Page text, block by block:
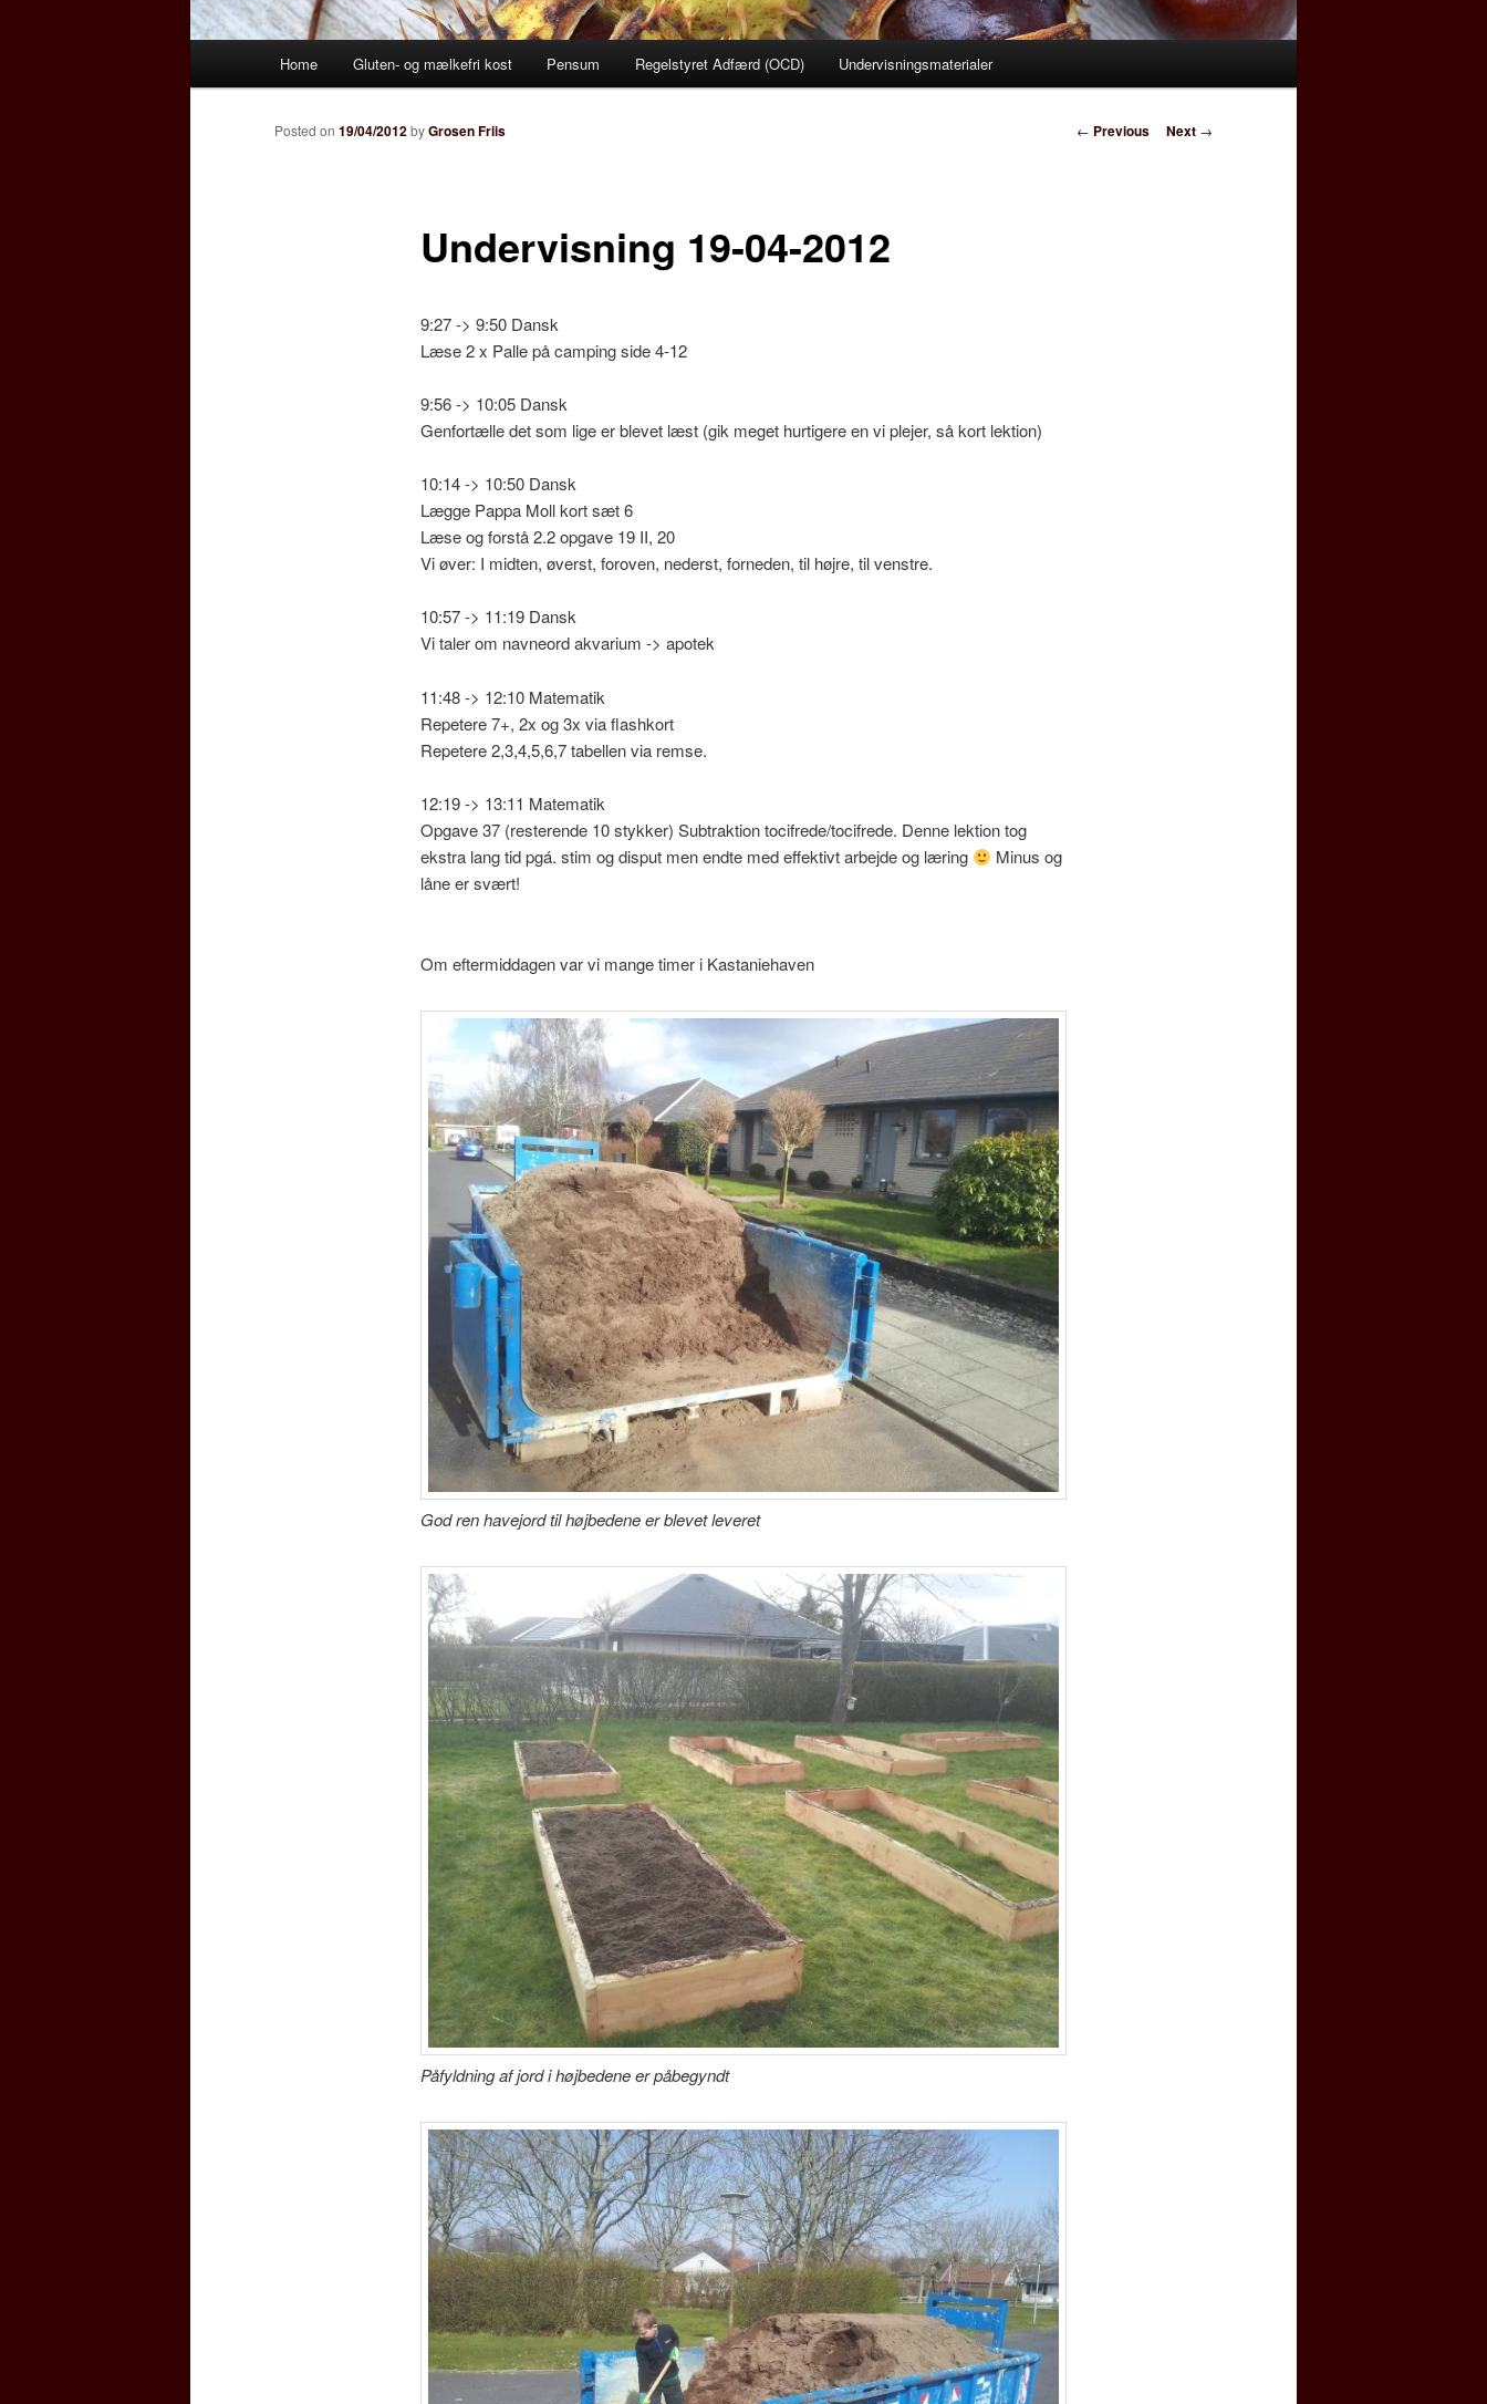
Home Gluten- og mælkefri kost Pensum Regelstyret Adfærd (OCD) Undervisningsmaterialer
Post
← Previous Next →
Undervisning 19-04-2012
Posted on 19/04/2012byGrosen Friis
9:27 -> 9:50 Dansk
Læse 2 x Palle på camping side 4-12
9:56 -> 10:05 Dansk
Genfortælle det som lige er blevet læst (gik meget hurtigere en vi plejer, så kort lektion)
10:14 -> 10:50 Dansk
Lægge Pappa Moll kort sæt 6
Læse og forstå 2.2 opgave 19 II, 20
Vi øver: I midten, øverst, foroven, nederst, forneden, til højre, til venstre.
10:57 -> 11:19 Dansk
Vi taler om navneord akvarium -> apotek
11:48 -> 12:10 Matematik
Repetere 7+, 2x og 3x via flashkort
Repetere 2,3,4,5,6,7 tabellen via remse.
12:19 -> 13:11 Matematik
Opgave 37 (resterende 10 stykker) Subtraktion tocifrede/tocifrede. Denne lektion tog
ekstra lang tid pgá. stim og disput men endte med effektivt arbejde og læring
Minus og
låne er svært!
Om eftermiddagen var vi mange timer i Kastaniehaven
God ren havejord til højbedene er blevet leveret
Påfyldning af jord i højbedene er påbegyndt